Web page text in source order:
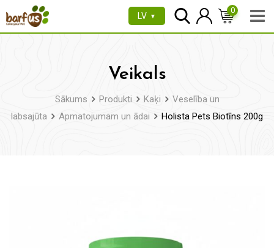
uz
LV ▼
0
Veikals
Sākums Produkti Kaķi
Veselība un
labsajūta
Apmatojumam un ādai Holista Pets Biotīns 200g